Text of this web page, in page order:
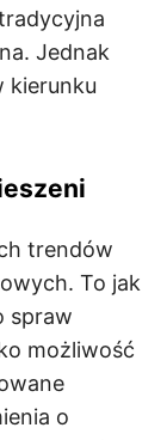
Jednak
kierunku
trendów
To jak
spraw
możliwość
o